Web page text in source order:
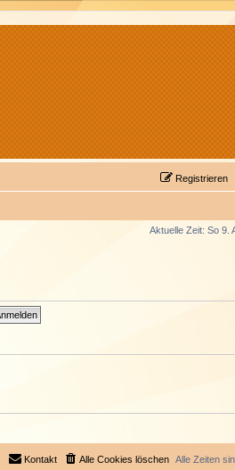
Registrieren
Aktuelle Zeit: So 9.
Alle Zeiten
Alle Cookies löschen
Kontakt